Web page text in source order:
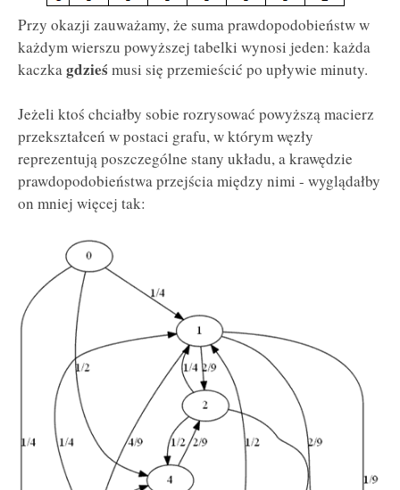
Przy okazji zauważamy, że suma prawdopodobieństw w
każdym wierszu powyższej tabelki wynosi jeden: każda
kaczkagdzieś musi się przemieścić po upływie minuty.
Jeżeli ktoś chciałby sobie rozrysować powyższą macierz
przekształceń w postaci grafu, w którym węzły
reprezentują poszczególne stany układu, a krawędzie
prawdopodobieństwa przejścia między nimi - wyglądałby
on mniej więcej tak: